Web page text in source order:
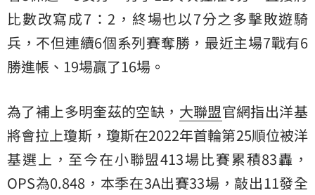
比數改寫成7：2，終場也以7分之多擊敗遊騎
兵，不但連續6個系列賽奪勝，最近主場7戰有6
勝進帳、19場贏了16場。
為了補上多明奎茲的空缺， 大聯盟官網指出洋基
將會拉上瓊斯，瓊斯在2022年首輪第25順位被洋
基選上，至今在小聯盟413場比賽累積83轟，
OPS為0.848，本季在3A出賽33場，敲出11發全